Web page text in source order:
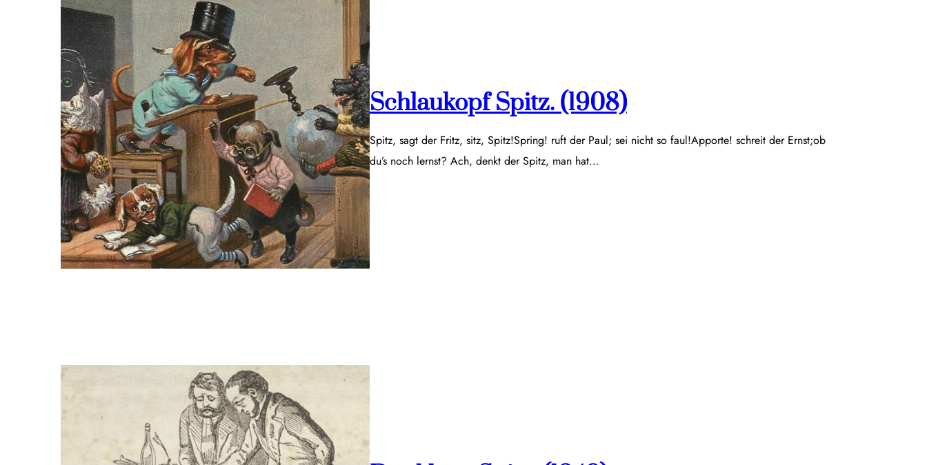
Schlaukopf Spitz. (1908)
Spitz, sagt der Fritz, sitz, Spitz!Spring! ruft der Paul; sei nicht so faul!Apporte! schreit der Ernst;ob
du’s noch lernst? Ach, denkt der Spitz, man hat…